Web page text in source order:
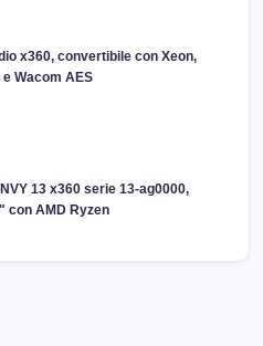
x360, convertibile con Xeon,
Wacom AES
13 x360 serie 13-ag0000,
con AMD Ryzen